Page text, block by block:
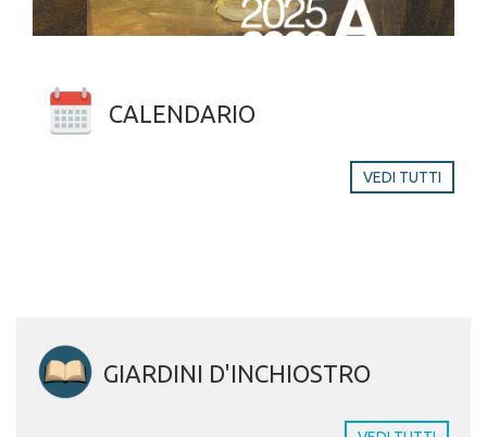
CALENDARIO
VEDI TUTTI
GIARDINI D'INCHIOSTRO